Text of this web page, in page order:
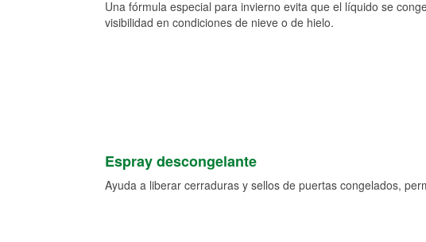
Una fórmula especial para invierno evita que el líquido se
visibilidad en condiciones de nieve o de hielo.
Espray descongelante
Ayuda a liberar cerraduras y sellos de puertas congelados,